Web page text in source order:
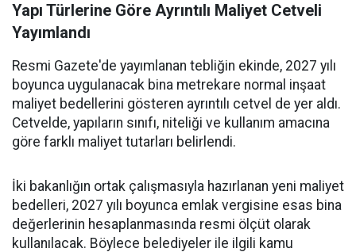
Yapı Türlerine Göre Ayrıntılı Maliyet Cetveli
Yayımlandı
Resmi Gazete'de yayımlanan tebliğin ekinde, 2027 yılı
boyunca uygulanacak bina metrekare normal inşaat
maliyet bedellerini gösteren ayrıntılı cetvel de yer aldı.
Cetvelde, yapıların sınıfı, niteliği ve kullanım amacına
göre farklı maliyet tutarları belirlendi.
İki bakanlığın ortak çalışmasıyla hazırlanan yeni maliyet
bedelleri, 2027 yılı boyunca emlak vergisine esas bina
değerlerinin hesaplanmasında resmi ölçüt olarak
kullanılacak. Böylece belediyeler ile ilgili kamu